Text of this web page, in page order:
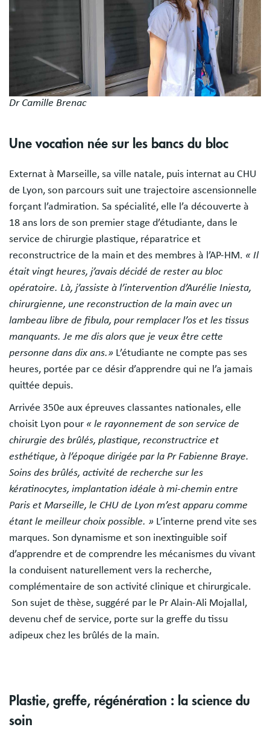
Dr Camille Brenac
Une vocation née sur les bancs du bloc
Externat à Marseille, sa ville natale, puis internat au CHU
de Lyon, son parcours suit une trajectoire ascensionnelle
forçant l’admiration. Sa spécialité, elle l’a découverte à
18 ans lors de son premier stage d’étudiante, dans le
service de chirurgie plastique, réparatrice et
reconstructrice de la main et des membres à l’AP-HM. « Il
était vingt heures, j’avais décidé de rester au bloc
opératoire. Là, j’assiste à l’intervention d’Aurélie Iniesta,
chirurgienne, une reconstruction de la main avec un
lambeau libre de fibula, pour remplacer l’os et les tissus
manquants. Je me dis alors que je veux être cette
personne dans dix ans.» L’étudiante ne compte pas ses
heures, portée par ce désir d’apprendre qui ne l’a jamais
quittée depuis.
Arrivée 350e aux épreuves classantes nationales, elle
choisit Lyon pour « le rayonnement de son service de
chirurgie des brûlés, plastique, reconstructrice et
esthétique, à l’époque dirigée par la Pr Fabienne Braye.
Soins des brûlés, activité de recherche sur les
kératinocytes, implantation idéale à mi-chemin entre
Paris et Marseille, le CHU de Lyon m’est apparu comme
étant le meilleur choix possible. » L’interne prend vite ses
marques. Son dynamisme et son inextinguible soif
d’apprendre et de comprendre les mécanismes du vivant
la conduisent naturellement vers la recherche,
complémentaire de son activité clinique et chirurgicale.
Son sujet de thèse, suggéré par le Pr Alain-Ali Mojallal,
devenu chef de service, porte sur la greffe du tissu
adipeux chez les brûlés de la main.
Plastie, greffe, régénération : la science du
soin